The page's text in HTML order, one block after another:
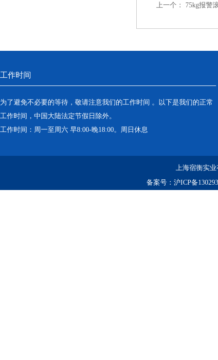
上一个： 75kg报警
工作时间
为了避免不必要的等待，敬请注意我们的工作时间 。以下是我们的正常
工作时间，中国大陆法定节假日除外。
工作时间：周一至周六 早8:00-晚18:00。周日休息
上海宿衡实
备案号： 沪ICP备